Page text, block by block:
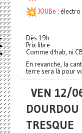
JOUBe : électro
Dès 19h
Prix libre
Comme d'hab, ni
En revanche, la
terre sera là pour
VEN 12/
DOURDOU
TRESQUE